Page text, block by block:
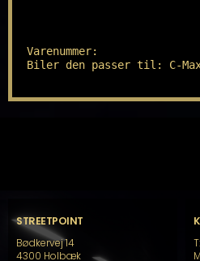
Varenummer:
Biler den passer til: C-Max
STREETPOINT
Bødkervej 14
4300 Holbæk